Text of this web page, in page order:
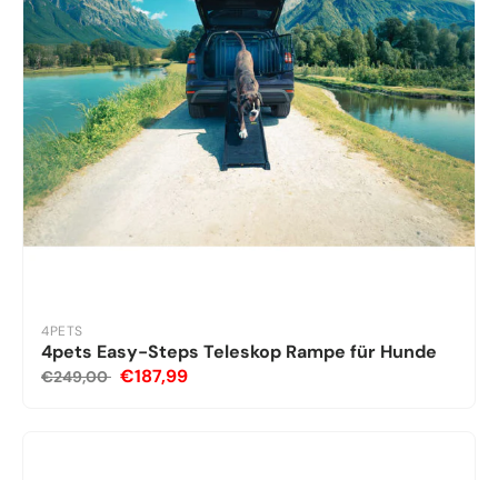
4PETS
4pets Easy-Steps Teleskop Rampe für Hunde
€249,00 €187,99